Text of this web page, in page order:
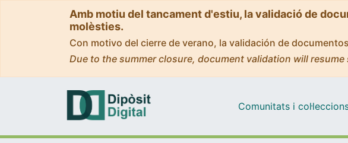
Amb motiu del tancament d'estiu, la validació de
molèsties.
Con motivo del cierre de verano, la validación de
Due to the summer closure, document validation will
Comunitats i